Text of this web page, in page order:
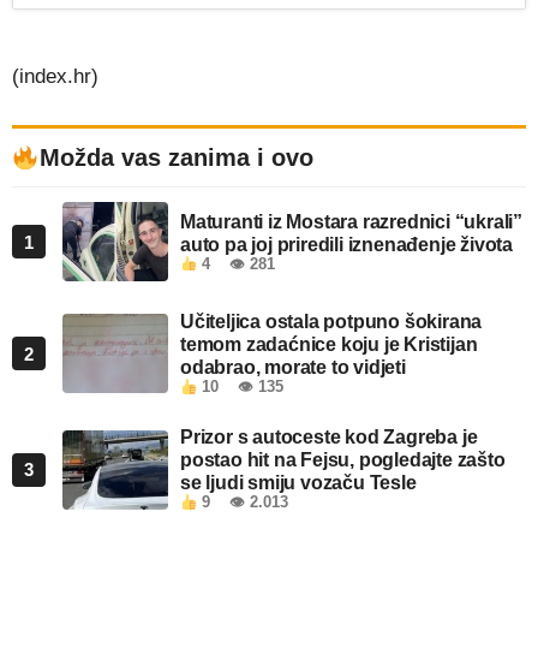
(index.hr)
Možda vas zanima i ovo
1
Maturanti iz Mostara razrednici “ukrali”
auto pa joj priredili iznenađenje života
4 👁 281
2
Učiteljica ostala potpuno šokirana
temom zadaćnice koju je Kristijan
odabrao, morate to vidjeti
10 👁 135
3
Prizor s autoceste kod Zagreba je
postao hit na Fejsu, pogledajte zašto
se ljudi smiju vozaču Tesle
9 👁 2.013